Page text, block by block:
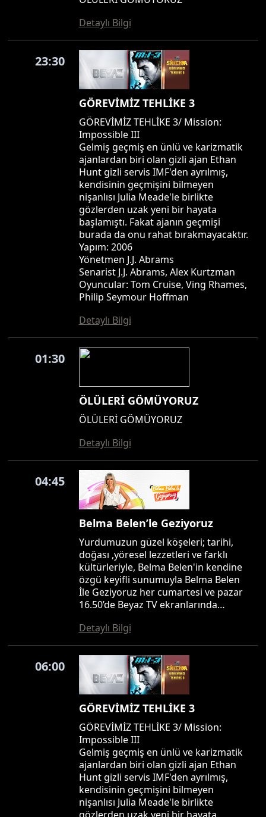
Detaylı Bilgi
23:30
GÖREVİMİZ TEHLİKE 3
GÖREVİMİZ TEHLİKE 3/ Mission:
Impossible III
Gelmiş geçmiş en ünlü ve karizmatik
ajanlardan biri olan gizli ajan Ethan
Hunt gizli servis IMF'den ayrılmış,
kendisinin geçmişini bilmeyen
nişanlısı Julia Meade'le birlikte
gözlerden uzak yeni bir hayata
başlamıştı. Fakat ajanın geçmişi
burada da onu rahat bırakmayacaktır.
Yapım: 2006
Yönetmen J.J. Abrams
Senarist J.J. Abrams, Alex Kurtzman
Oyuncular: Tom Cruise, Ving Rhames,
Philip Seymour Hoffman
Detaylı Bilgi
01:30
ÖLÜLERİ GÖMÜYORUZ
ÖLÜLERİ GÖMÜYORUZ
Detaylı Bilgi
04:45
Belma Belen’le Geziyoruz
Yurdumuzun güzel köşeleri; tarihi,
doğası ,yöresel lezzetleri ve farklı
kültürleriyle, Belma Belen'in kendine
özgü keyifli sunumuyla Belma Belen
İle Geziyoruz her cumartesi ve pazar
16.50’de Beyaz TV ekranlarında…
Detaylı Bilgi
06:00
GÖREVİMİZ TEHLİKE 3
GÖREVİMİZ TEHLİKE 3/ Mission:
Impossible III
Gelmiş geçmiş en ünlü ve karizmatik
ajanlardan biri olan gizli ajan Ethan
Hunt gizli servis IMF'den ayrılmış,
kendisinin geçmişini bilmeyen
nişanlısı Julia Meade'le birlikte